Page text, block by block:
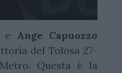
e Ange Capuozzo
del Tolosa 27-
Questa è la